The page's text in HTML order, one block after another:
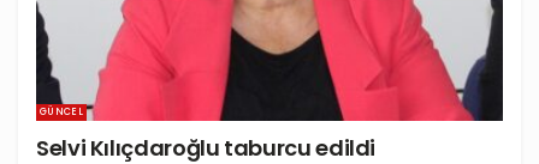
GÜNCEL
Selvi Kılıçdaroğlu taburcu edildi